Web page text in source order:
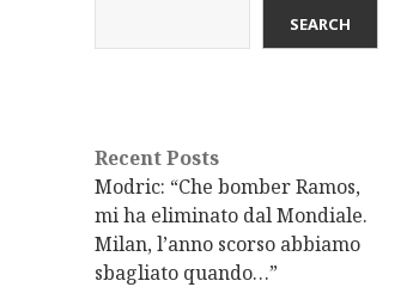
SEARCH
Recent Posts
Modric: “Che bomber Ramos,
mi ha eliminato dal Mondiale.
Milan, l’anno scorso abbiamo
sbagliato quando…”